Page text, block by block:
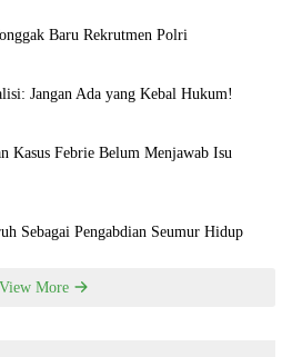
Baru Rekrutmen Polri
Jangan Ada yang Kebal Hukum!
Kasus Febrie Belum Menjawab Isu
Sebagai Pengabdian Seumur Hidup
View More